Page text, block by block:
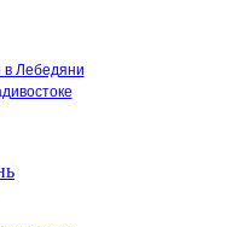
в Лебедяни